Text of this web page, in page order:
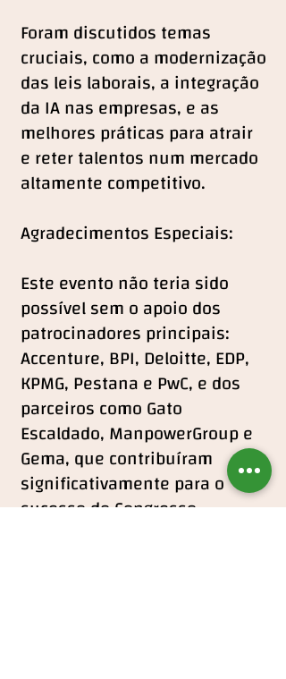
Foram discutidos temas
cruciais, como a modernização
das leis laborais, a integração
da IA nas empresas, e as
melhores práticas para atrair
e reter talentos num mercado
altamente competitivo.
Agradecimentos Especiais:
Este evento não teria sido
possível sem o apoio dos
patrocinadores principais:
Accenture, BPI, Deloitte, EDP,
KPMG, Pestana e PwC, e dos
parceiros como Gato
Escaldado, ManpowerGroup e
Gema, que contribuíram
significativamente para o
sucesso do Congresso.